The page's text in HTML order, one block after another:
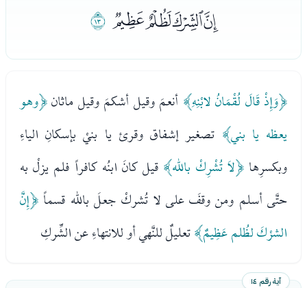
ﭱﭲﭳﭴﭵ
﴿وَإِذْ قَالَ لُقْمَانُ لابْنِهِ﴾ أنعمَ وقيل أشكمَ وقيل ماثان﴿وهو
يعظه يا بني﴾ تصغير إشفاق وقرئ يا بنيْ بإسكانِ الياءِ
وبكسرِها﴿لاَ تُشْرِكْ بالله﴾ قيل كانَ ابنُه كافراً فلم يزلْ به
حتَّى أسلم ومن وقفَ على لا تُشركْ جعلَ بالله قسماً ﴿إِنَّ
الشرْكَ لظُلم عَظِيمٌ﴾تعليلٌ للنَّهي أو للانتهاءِ عن الشِّركِ
آية رقم ١٤